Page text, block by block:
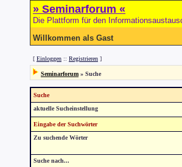
» Seminarforum «
Die Plattform für den
Willkommen als Gast
[ Einloggen :: Registrieren ]
Seminarforum » Suche
Suche
aktuelle Sucheinstellung
Eingabe der Suchwörter
Zu suchende Wörter
Suche nach...